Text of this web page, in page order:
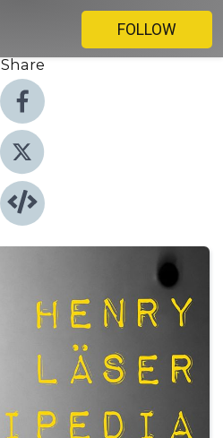
FOLLOW
Share